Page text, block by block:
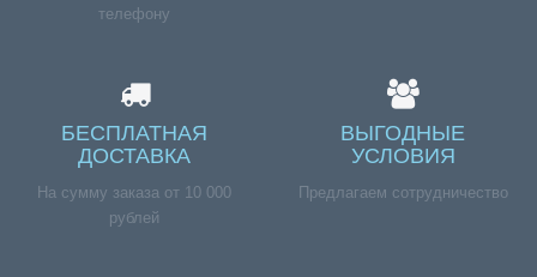
телефону
БЕСПЛАТНАЯ
ДОСТАВКА
На сумму заказа от 10 000
рублей
ВЫГОДНЫЕ
УСЛОВИЯ
Предлагаем сотрудничество